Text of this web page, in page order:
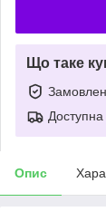
Що таке
Доступна
Опис